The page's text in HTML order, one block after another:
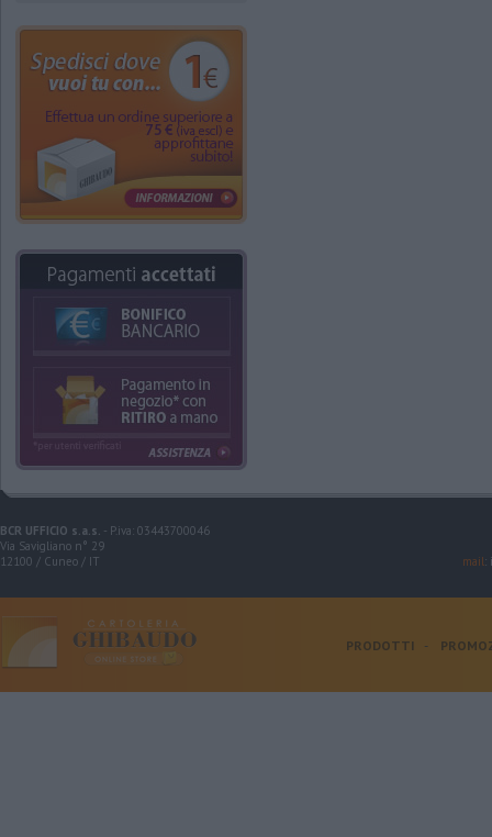
BCR UFFICIO s.a.s. - P.iva: 03443700046
Via Savigliano n° 29
12100 / Cuneo / IT
mail:
PRODOTTI -